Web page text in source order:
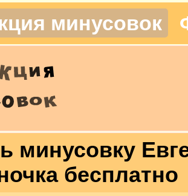
минусовок
минусовку
бесплатно